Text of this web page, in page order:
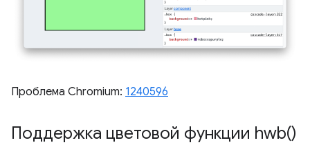
Проблема Chromium: 1240596
Поддержка цветовой функции hwb()